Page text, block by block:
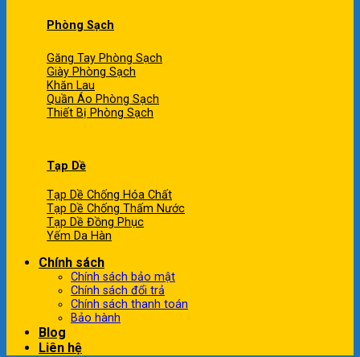
Phòng Sạch
Găng Tay Phòng Sạch
Giày Phòng Sạch
Khăn Lau
Quần Áo Phòng Sạch
Thiết Bị Phòng Sạch
Tạp Dề
Tạp Dề Chống Hóa Chất
Tạp Dề Chống Thấm Nước
Tạp Dề Đồng Phục
Yếm Da Hàn
Chính sách
Chính sách bảo mật
Chính sách đổi trả
Chính sách thanh toán
Bảo hành
Blog
Liên hệ